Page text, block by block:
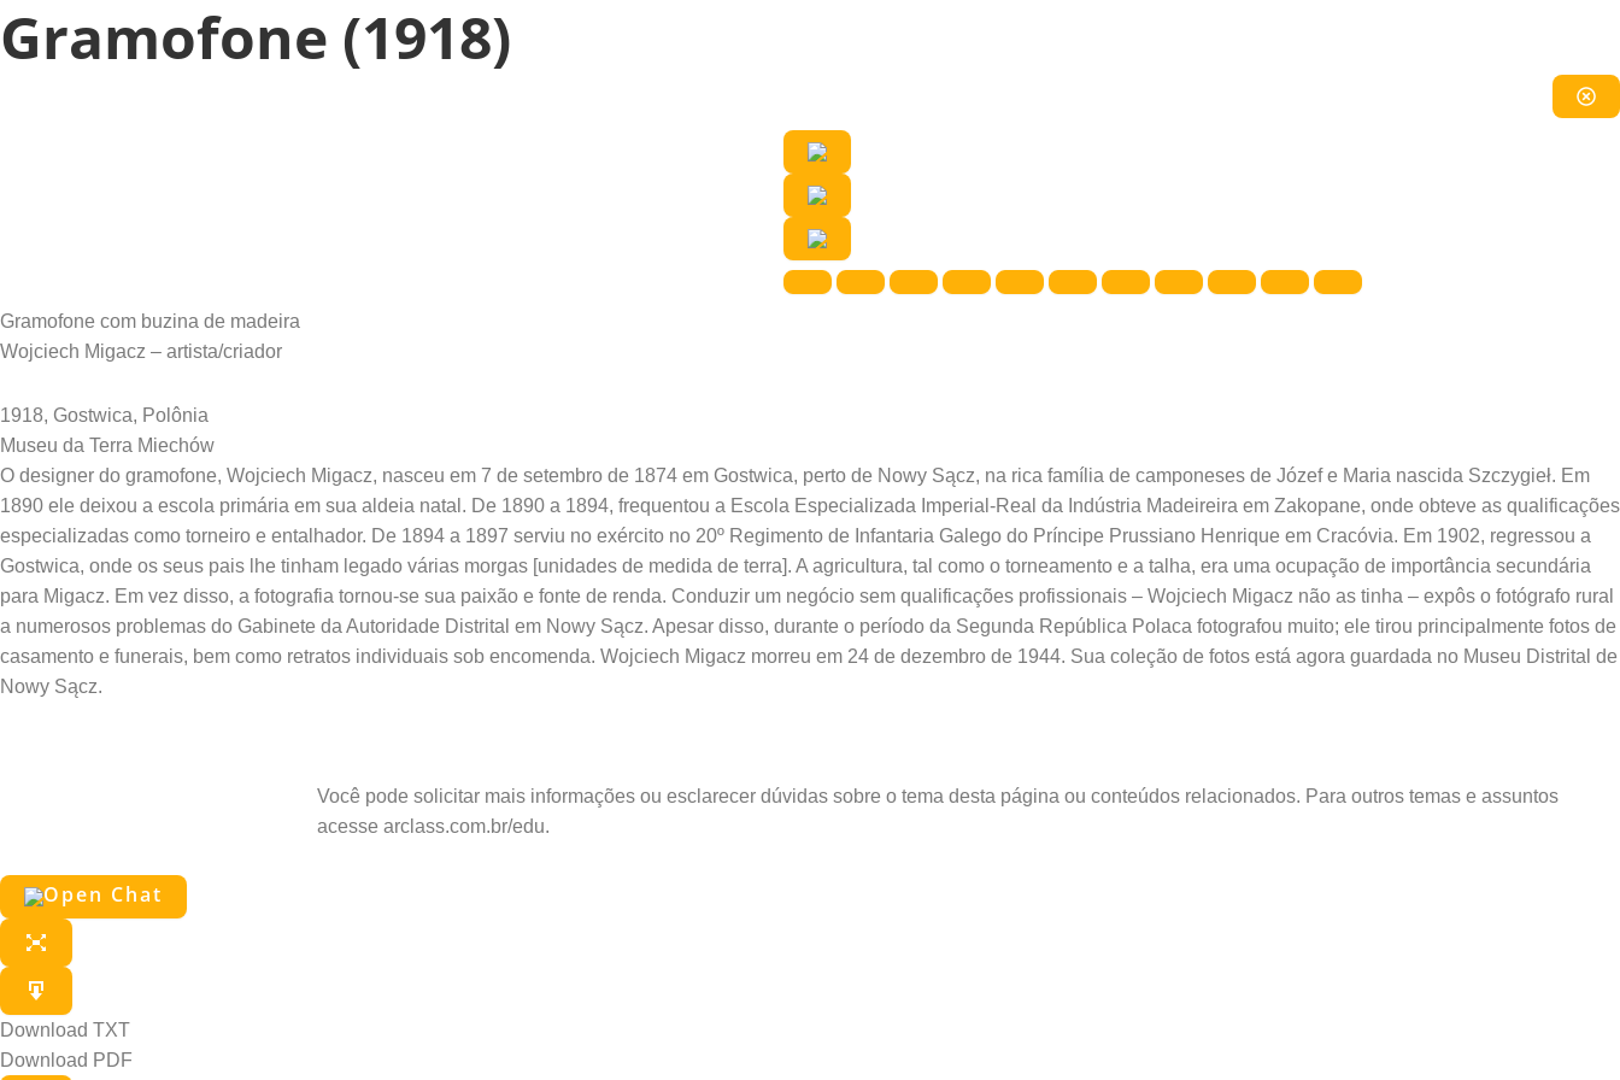
Gramofone (1918)
Gramofone com buzina de madeira
Wojciech Migacz – artista/criador
1918, Gostwica, Polônia
Museu da Terra Miechów
O designer do gramofone, Wojciech Migacz, nasceu em 7 de setembro de 1874 em Gostwica, perto de Nowy Sącz, na rica família de camponeses de Józef e Maria nascida Szczygieł. Em
1890 ele deixou a escola primária em sua aldeia natal. De 1890 a 1894, frequentou a Escola Especializada Imperial-Real da Indústria Madeireira em Zakopane, onde obteve as qualificações
especializadas como torneiro e entalhador. De 1894 a 1897 serviu no exército no 20º Regimento de Infantaria Galego do Príncipe Prussiano Henrique em Cracóvia. Em 1902, regressou a
Gostwica, onde os seus pais lhe tinham legado várias morgas [unidades de medida de terra]. A agricultura, tal como o torneamento e a talha, era uma ocupação de importância secundária
para Migacz. Em vez disso, a fotografia tornou-se sua paixão e fonte de renda. Conduzir um negócio sem qualificações profissionais – Wojciech Migacz não as tinha – expôs o fotógrafo rural
a numerosos problemas do Gabinete da Autoridade Distrital em Nowy Sącz. Apesar disso, durante o período da Segunda República Polaca fotografou muito; ele tirou principalmente fotos de
casamento e funerais, bem como retratos individuais sob encomenda. Wojciech Migacz morreu em 24 de dezembro de 1944. Sua coleção de fotos está agora guardada no Museu Distrital de
Nowy Sącz.
Você pode solicitar mais informações ou esclarecer dúvidas sobre o tema desta página ou conteúdos relacionados. Para outros temas e assuntos
acesse arclass.com.br/edu.
Download TXT
Download PDF